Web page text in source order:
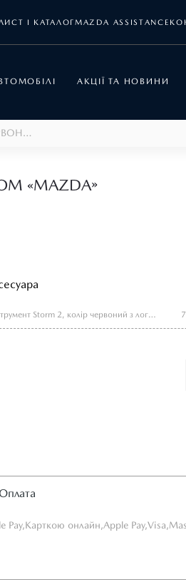
І КАТАЛОГMAZDA ASSISTANCE
АКЦІЇ ТА НОВИНИ
МУЛЬТИІНСТРУМЕНТ STORM 2, КОЛІР ЧЕРВОНИЙ З ЛОГОТИПОМ «MAZDA»
«MAZDA»
Мультиінструмент Storm 2, колір червоний з логотипом «Mazda»
Оплата
Pay,Карткою онлайн,Apple Pay,Visa,